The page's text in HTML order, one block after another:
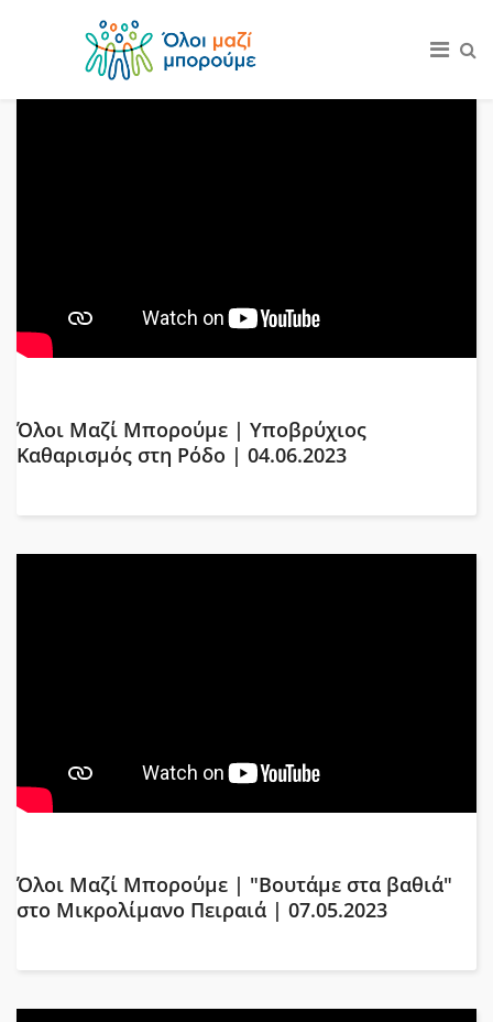
Όλοι Μαζί Μπορούμε | Υποβρύχιος
Καθαρισμός στη Ρόδο | 04.06.2023
Όλοι Μαζί Μπορούμε | "Βουτάμε στα βαθιά"
στο Μικρολίμανο Πειραιά | 07.05.2023